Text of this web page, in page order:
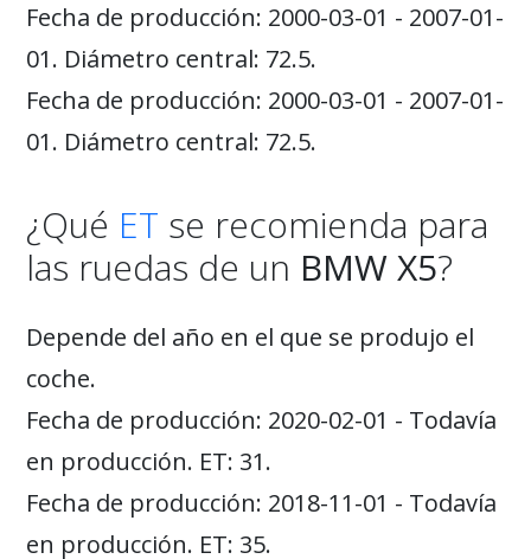
Fecha de producción: 2000-03-01 - 2007-01-
01. Diámetro central: 72.5.
Fecha de producción: 2000-03-01 - 2007-01-
01. Diámetro central: 72.5.
¿Qué ET se recomienda para
las ruedas de un BMW X5?
Depende del año en el que se produjo el
coche.
Fecha de producción: 2020-02-01 - Todavía
en producción. ET: 31.
Fecha de producción: 2018-11-01 - Todavía
en producción. ET: 35.